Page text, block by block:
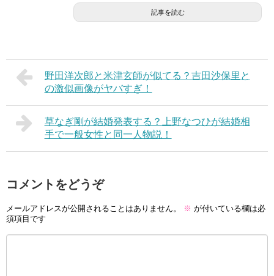
記事を読む
野田洋次郎と米津玄師が似てる？吉田沙保里と
の激似画像がヤバすぎ！
草なぎ剛が結婚発表する？上野なつひが結婚相
手で一般女性と同一人物説！
コメントをどうぞ
メールアドレスが公開されることはありません。 ※ が付いている欄は必
須項目です